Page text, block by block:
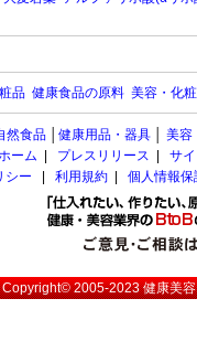
品 健康食品の原料 美容・化
然食品 健康用品・器具 美容
ーム
プレスリリース
サ
シー
利用規約 個人情報
Copyright© 2005-2023健康美